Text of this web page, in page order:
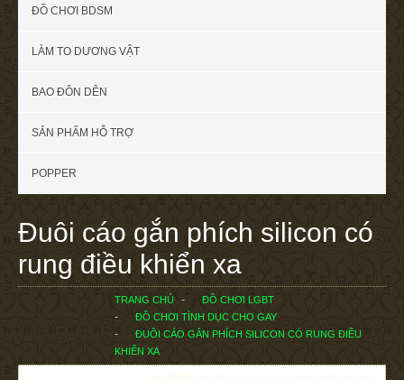
ĐỒ CHƠI BDSM
LÀM TO DƯƠNG VẬT
BAO ĐÔN DÊN
SẢN PHẨM HỖ TRỢ
POPPER
Đuôi cáo gắn phích silicon có
rung điều khiển xa
TRANG CHỦ
ĐỒ CHƠI LGBT
ĐỒ CHƠI TÌNH DỤC CHO GAY
ĐUÔI CÁO GẮN PHÍCH SILICON CÓ RUNG ĐIỀU
KHIỂN XA